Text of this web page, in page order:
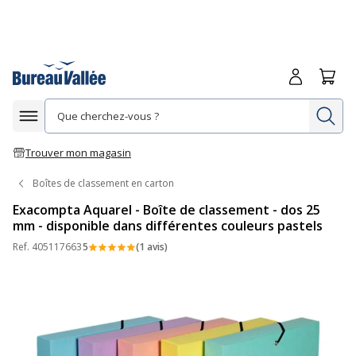
Afficher la navigation
Trouver mon magasin
Me
Boîtes de classement en carton
Exacompta Aquarel - Boîte de classement - dos 25
mm - disponible dans différentes couleurs pastels
Ref. 4051176635 (1 avis)